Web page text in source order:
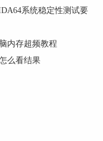
有两个选项，第
进行批量连接，
可。
系统稳定性测试要
内存超频教程
么看结果